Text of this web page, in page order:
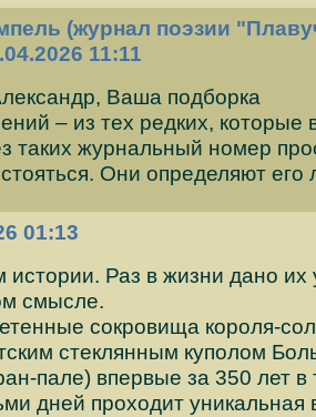
(журнал поэзии
11:11
Ваша подборка
– из тех редких, которые
таких журнальный номер
Они определяют его
01:13
Раз в жизни дано их
смысле.
сокровища короля-
стеклянным куполом
пале) впервые за 350 лет в
дней проходит уникальная